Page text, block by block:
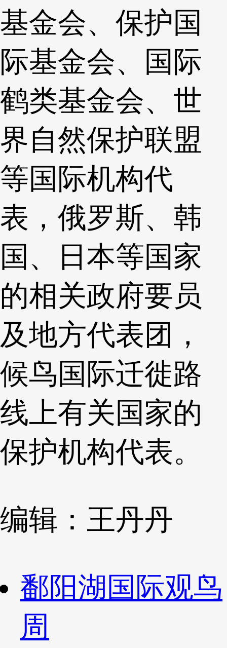
基金会、保护国
际基金会、国际
鹤类基金会、世
界自然保护联盟
等国际机构代
表，俄罗斯、韩
国、日本等国家
的相关政府要员
及地方代表团，
候鸟国际迁徙路
线上有关国家的
保护机构代表。
编辑：王丹丹
鄱阳湖国际观鸟
周